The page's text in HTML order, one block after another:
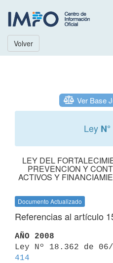
Volver
Ver Base
Ley
LEY DEL
PREVENCION Y
ACTIVOS Y
Documento Actualizado
Referencias al artículo
AÑO 2008
414